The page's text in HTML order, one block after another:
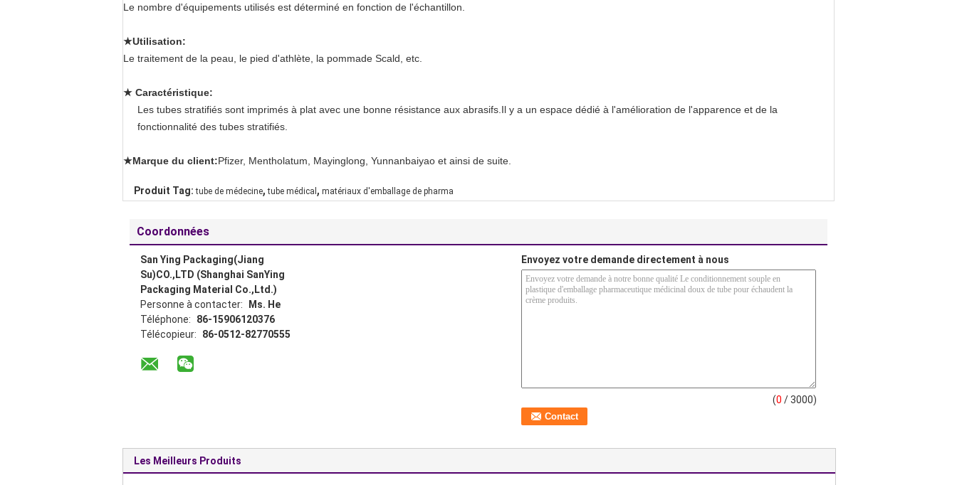
Le nombre d'équipements utilisés est déterminé en fonction de l'échantillon.
★Utilisation:
Le traitement de la peau, le pied d'athlète, la pommade Scald, etc.
★ Caractéristique:
Les tubes stratifiés sont imprimés à plat avec une bonne résistance aux abrasifs.Il y a un espace dédié à l'amélioration de l'apparence et de la
fonctionnalité des tubes stratifiés.
★Marque du client:Pfizer, Mentholatum, Mayinglong, Yunnanbaiyao et ainsi de suite.
Produit Tag: tube de médecine, tube médical , matériaux d'emballage de pharma
Coordonnées
San Ying Packaging(Jiang
Su)CO.,LTD (Shanghai SanYing
Packaging Material Co.,Ltd.)
Personne à contacter:
Ms. He
Téléphone:
86-15906120376
Télécopieur:
86-0512-82770555
Envoyez votre demande directement à nous
(0 / 3000)
Les Meilleurs Produits